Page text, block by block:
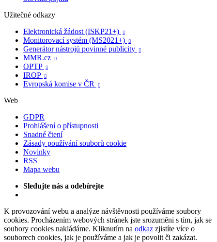
Užitečné odkazy
Elektronická žádost (ISKP21+)

Monitorovací systém (MS2021+) 
Generátor nástrojů povinné publicity 
MMR.cz 
OPTP 
IROP 
Evropská komise v ČR 
Web
GDPR
Prohlášení o přístupnosti
Snadné čtení
Zásady používání souborů cookie
Novinky
RSS
Mapa webu
Sledujte nás a odebírejte
K provozování webu a analýze návštěvnosti používáme soubory
cookies. Procházením webových stránek jste srozuměni s tím, jak se
soubory cookies nakládáme. Kliknutím na odkaz zjistíte více o
souborech cookies, jak je používáme a jak je povolit či zakázat.